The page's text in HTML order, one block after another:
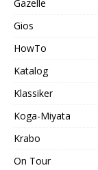
Gazelle
Gios
HowTo
Katalog
Klassiker
Koga-Miyata
Krabo
On Tour